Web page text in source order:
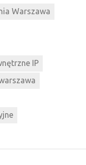
Warszawa
IP